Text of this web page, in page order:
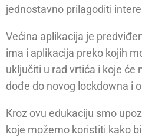
jednostavno prilagoditi
Većina aplikacija je
ima i aplikacija preko kojih
uključiti u rad vrtića i koje će
dođe do novog lockdowna i
Kroz ovu edukaciju smo
koje možemo koristiti kako